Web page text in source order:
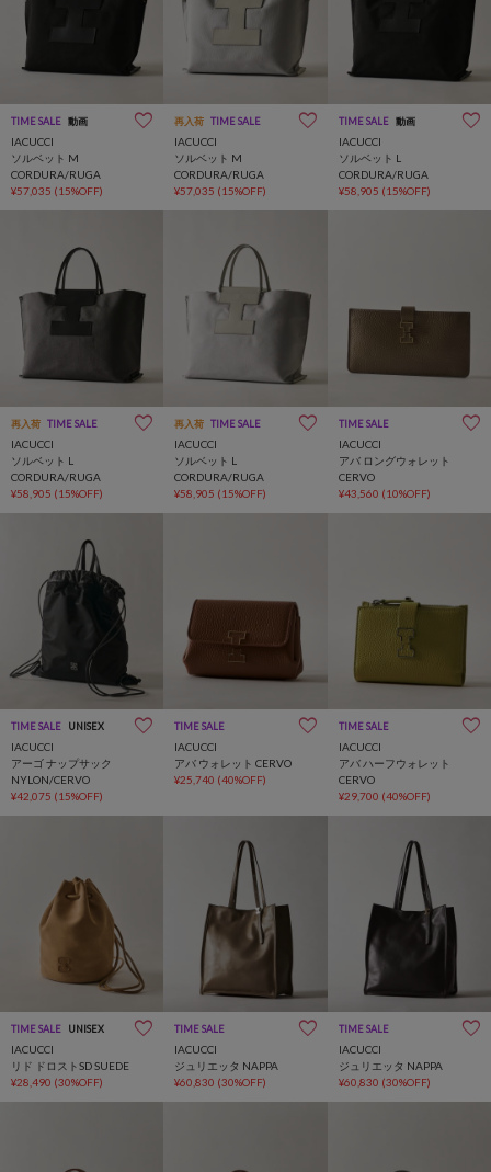
TIME SALE 動画
IACUCCI
ソルベット M
CORDURA/RUGA
¥57,035 (15%OFF)
再入荷 TIME SALE
IACUCCI
ソルベット M
CORDURA/RUGA
¥57,035 (15%OFF)
TIME SALE 動画
IACUCCI
ソルベット L
CORDURA/RUGA
¥58,905 (15%OFF)
再入荷 TIME SALE
IACUCCI
ソルベット L
CORDURA/RUGA
¥58,905 (15%OFF)
再入荷 TIME SALE
IACUCCI
ソルベット L
CORDURA/RUGA
¥58,905 (15%OFF)
TIME SALE
IACUCCI
アバ ロングウォレット
CERVO
¥43,560 (10%OFF)
TIME SALE UNISEX
IACUCCI
アーゴ ナップサック
NYLON/CERVO
¥42,075 (15%OFF)
TIME SALE
IACUCCI
アバ ウォレット CERVO
¥25,740 (40%OFF)
TIME SALE
IACUCCI
アバ ハーフウォレット
CERVO
¥29,700 (40%OFF)
TIME SALE UNISEX
IACUCCI
リド ドロストSD SUEDE
¥28,490 (30%OFF)
TIME SALE
IACUCCI
ジュリエッタ NAPPA
¥60,830 (30%OFF)
TIME SALE
IACUCCI
ジュリエッタ NAPPA
¥60,830 (30%OFF)